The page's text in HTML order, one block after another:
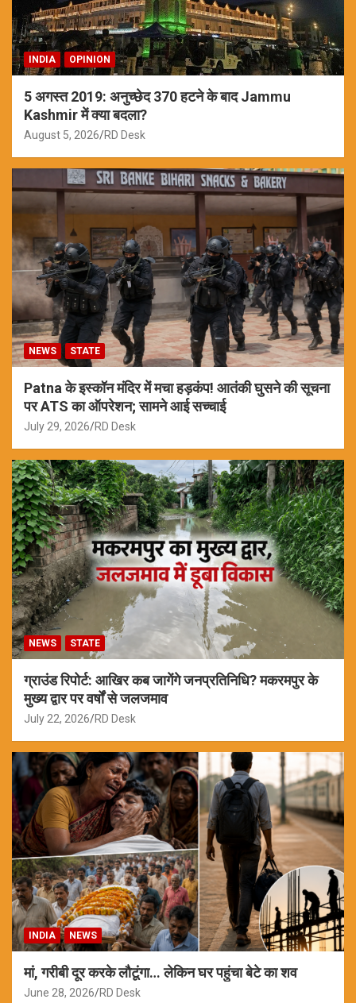
INDIA OPINION
5 अगस्त 2019: अनुच्छेद 370 हटने के बाद Jammu
Kashmir में क्या बदला?
August 5, 2026 RD Desk
NEWS STATE
Patna के इस्कॉन मंदिर में मचा हड़कंप! आतंकी घुसने की सूचना
पर ATS का ऑपरेशन; सामने आई सच्चाई
July 29, 2026 RD Desk
NEWS STATE
ग्राउंड रिपोर्ट: आखिर कब जागेंगे जनप्रतिनिधि? मकरमपुर के
मुख्य द्वार पर वर्षों से जलजमाव
July 22, 2026 RD Desk
INDIA NEWS
मां, गरीबी दूर करके लौटूंगा… लेकिन घर पहुंचा बेटे का शव
June 28, 2026 RD Desk